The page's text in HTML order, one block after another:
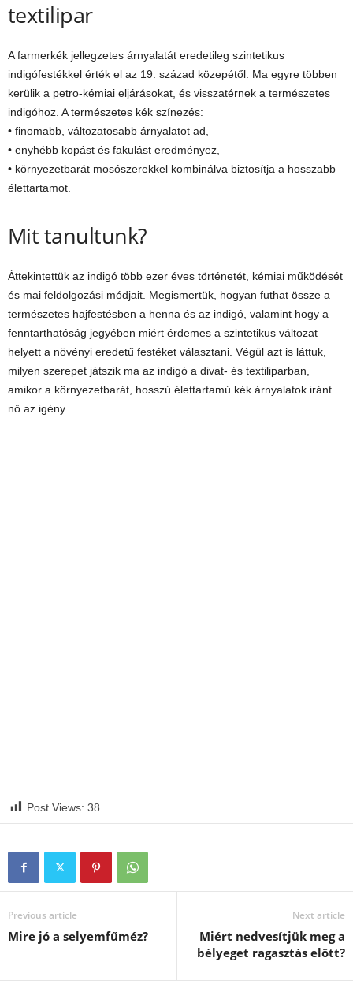
textilipar
A farmerkék jellegzetes árnyalatát eredetileg szintetikus
indigófestékkel érték el az 19. század közepétől. Ma egyre többen
kerülik a petro-kémiai eljárásokat, és visszatérnek a természetes
indigóhoz. A természetes kék színezés:
• finomabb, változatosabb árnyalatot ad,
• enyhébb kopást és fakulást eredményez,
• környezetbarát mosószerekkel kombinálva biztosítja a hosszabb
élettartamot.
Mit tanultunk?
Áttekintettük az indigó több ezer éves történetét, kémiai működését
és mai feldolgozási módjait. Megismertük, hogyan futhat össze a
természetes hajfestésben a henna és az indigó, valamint hogy a
fenntarthatóság jegyében miért érdemes a szintetikus változat
helyett a növényi eredetű festéket választani. Végül azt is láttuk,
milyen szerepet játszik ma az indigó a divat- és textiliparban,
amikor a környezetbarát, hosszú élettartamú kék árnyalatok iránt
nő az igény.
Post Views: 38
Previous article
Mire jó a selyemfűméz?
Next article
Miért nedvesítjük meg a
bélyeget ragasztás előtt?